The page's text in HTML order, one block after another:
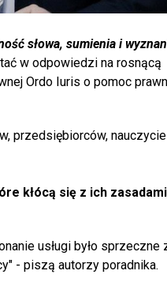
słowa, sumienia i
w odpowiedzi na rosnącą
Ordo Iuris o pomoc
przedsiębiorców,
kłócą się z ich zasadami
usługi było sprzeczne
- piszą autorzy poradnika.